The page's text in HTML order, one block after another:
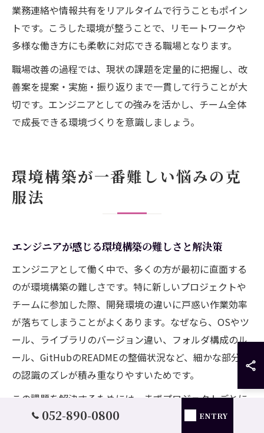
業務連絡や情報共有をリアルタイムで行うこともポイン
トです。こうした環境が整うことで、リモートワークや
多様な働き方にも柔軟に対応できる職場となります。
職場改善の過程では、現状の課題を定量的に把握し、改
善案を提案・実施・振り返りまで一貫して行うことが大
切です。エンジニアとしての強みを活かし、チーム全体
で成長できる環境づくりを意識しましょう。
環境構築が一番難しい悩みの克
服法
エンジニアが感じる環境構築の難しさと解決策
エンジニアとして働く中で、多くの方が最初に直面する
のが環境構築の難しさです。特に新しいプロジェクトや
チームに参加した際、開発環境の違いに戸惑い作業効率
が落ちてしまうことがよくあります。なぜなら、OSやツ
ール、ライブラリのバージョン違い、フォルダ構成のル
ール、GitHubのREADMEの整備状況など、細かな部分で
の認識のズレが積み重なりやすいためです。
この課題を解決するためには、まずプロジェクトごとに
標準化された開発環境を構築することが重要です。例え
052-890-0800 ENTRY